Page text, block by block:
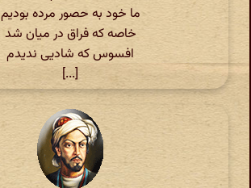
ما خود به حصور مرده بودیم
خاصه که فراق در میان شد
افسوس که شادیی ندیدم
[...]